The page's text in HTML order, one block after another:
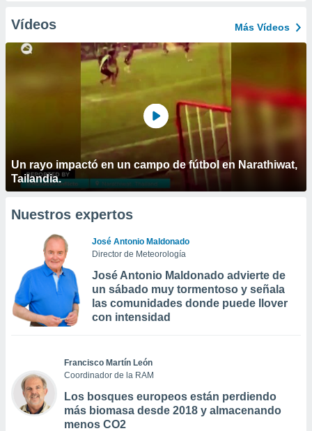
Vídeos Más Vídeos
Un rayo impactó en un campo de fútbol en Narathiwat,
Tailandia.
Nuestros expertos
José Antonio Maldonado
Director de Meteorología
José Antonio Maldonado advierte de
un sábado muy tormentoso y señala
las comunidades donde puede llover
con intensidad
Francisco Martín León
Coordinador de la RAM
Los bosques europeos están perdiendo
más biomasa desde 2018 y almacenando
menos CO2